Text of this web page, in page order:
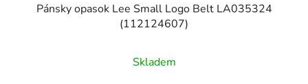
Pánsky opasok Lee Small Logo Belt LA035324
(112124607)
Skladem